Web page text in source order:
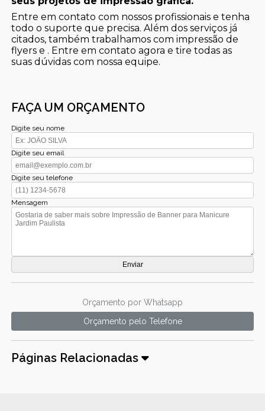
Entre em contato com nossos profissionais e tenha
todo o suporte que precisa. Além dos serviços já
citados, também trabalhamos com impressão de
flyers e . Entre em contato agora e tire todas as
suas dúvidas com nossa equipe.
FAÇA UM ORÇAMENTO
Digite seu nome
Digite seu email
Digite seu telefone
Mensagem
Orçamento por Whatsapp
Orçamento pelo Telefone
Páginas Relacionadas